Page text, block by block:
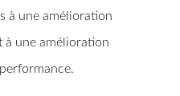
à une amélioration
à une amélioration